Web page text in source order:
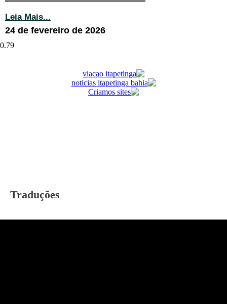
Leia Mais...
24 de fevereiro de 2026
Traduções